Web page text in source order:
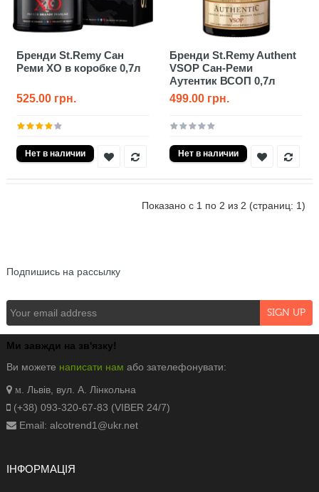
Бренди St.Remy Сан
Реми XO в коробке 0,7л
525.00 грн.
Бренди St.Remy Authent
VSOP Сан-Реми
Аутентик ВСОП 0,7л
499.00 грн.
Показано с 1 по 2 из 2 (страниц: 1)
Подпишись на рассылку
Ми завжди на зв'язку!
Ви можете написати нам або зателефонувати:
м
. Львів, вул. А. Лінкольна
(+38) 093-320-67-83 (VIBER 24/7)
Email: alcotrend1@ukr.net
ІНФОРМАЦІЯ